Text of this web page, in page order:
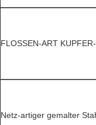
FLOSSEN-ART
Netz-artiger gemalter